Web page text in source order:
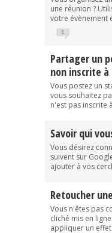
une réunion ?
votre évènement
1
Partager un
non inscrite à
Vous postez un
vous souhaitez
n'est pas inscrite
Savoir qui
Vous désirez
suivent sur
ajouter à vos
Retoucher
Vous n'êtes pas
cliché mis en
appliquer un effet